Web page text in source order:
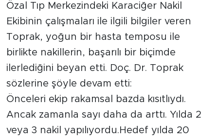
Özal Tıp Merkezindeki Karaciğer Nakil
Ekibinin çalışmaları ile ilgili bilgiler veren
Toprak, yoğun bir hasta temposu ile
birlikte nakillerin, başarılı bir biçimde
ilerlediğini beyan etti. Doç. Dr. Toprak
sözlerine şöyle devam etti:
Önceleri ekip rakamsal bazda kısıtlıydı.
Ancak zamanla sayı daha da arttı. Yılda 2
veya 3 nakil yapılıyordu.Hedef yılda 20
Spor
Yazıhan
Kuluncak
Yeşilyurt
Akçadağ
Doğanyol